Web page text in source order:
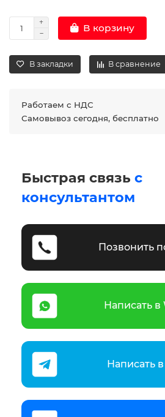
В корзину
В закладки В сравнение
Работаем с НДС
Самовывоз сегодня, бесплатно
Быстрая связь с
консультантом
Позвонить
Написать
Написать